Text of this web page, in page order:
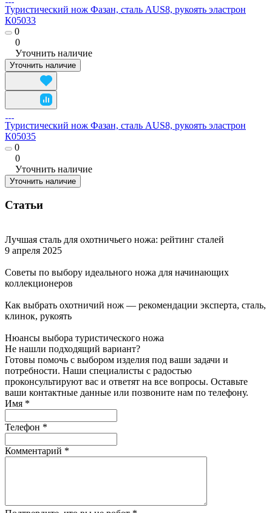
Туристический нож Фазан, сталь AUS8, рукоять эластрон
К05033
0
0
Уточнить наличие
Уточнить наличие
Туристический нож Фазан, сталь AUS8, рукоять эластрон
К05035
0
0
Уточнить наличие
Уточнить наличие
Статьи
Лучшая сталь для охотничьего ножа: рейтинг сталей
9 апреля 2025
Советы по выбору идеального ножа для начинающих
коллекционеров
Как выбрать охотничий нож — рекомендации эксперта, сталь,
клинок, рукоять
Нюансы выбора туристического ножа
Не нашли подходящий вариант?
Готовы помочь с выбором изделия под ваши задачи и
потребности. Наши специалисты с радостью
проконсультируют вас и ответят на все вопросы. Оставьте
ваши контактные данные или позвоните нам по телефону.
Имя *
Телефон *
Комментарий *